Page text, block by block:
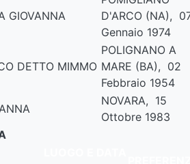
GIOVANNA
D'ARCO (NA),
Gennaio 1974
DETTO MIMMO
POLIGNANO A
MARE (BA), 02
Febbraio 1954
NOVARA, 15
Ottobre 1983